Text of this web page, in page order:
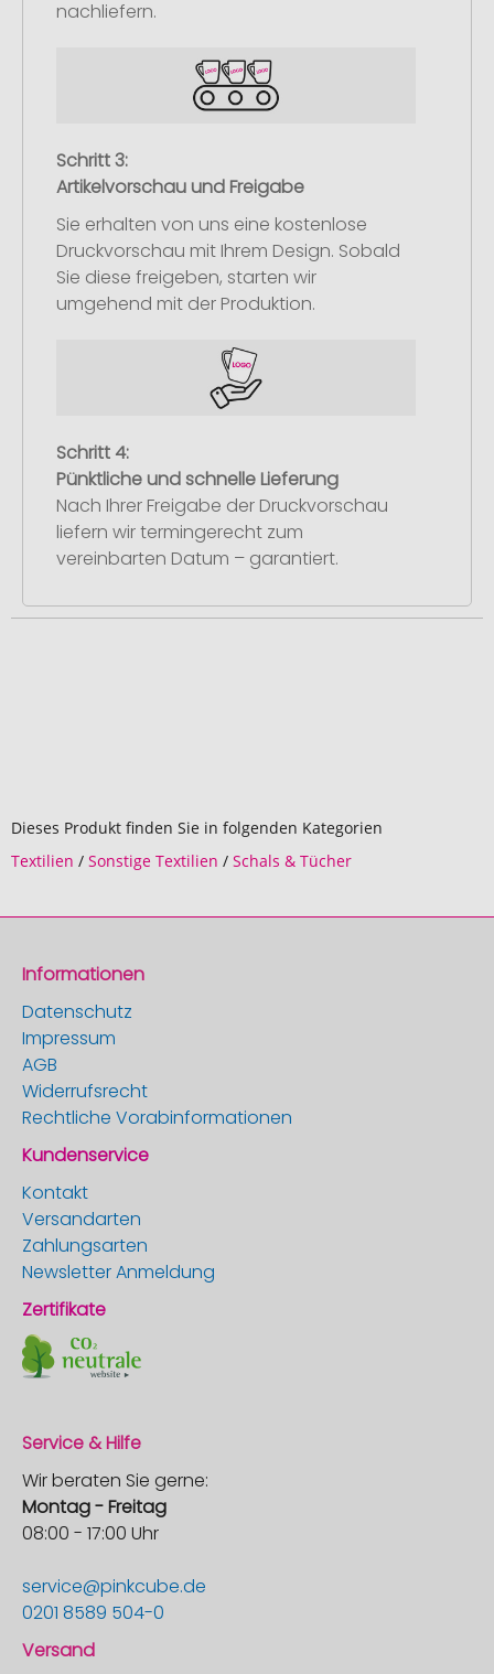
nachliefern.
Schritt 3:
Artikelvorschau und Freigabe
Sie erhalten von uns eine kostenlose
Druckvorschau mit Ihrem Design. Sobald
Sie diese freigeben, starten wir
umgehend mit der Produktion.
Schritt 4:
Pünktliche und schnelle Lieferung
Nach Ihrer Freigabe der Druckvorschau
liefern wir termingerecht zum
vereinbarten Datum – garantiert.
Dieses Produkt finden Sie in folgenden Kategorien
Textilien / Sonstige Textilien / Schals & Tücher
Informationen
Datenschutz
Impressum
AGB
Widerrufsrecht
Rechtliche Vorabinformationen
Kundenservice
Kontakt
Versandarten
Zahlungsarten
Newsletter Anmeldung
Zertifikate
Service & Hilfe
Wir beraten Sie gerne:
Montag - Freitag
08:00 - 17:00 Uhr
service@pinkcube.de
0201 8589 504-0
Versand